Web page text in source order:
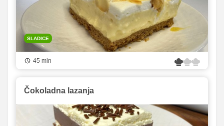
SLADICE
45 min
Čokoladna lazanja